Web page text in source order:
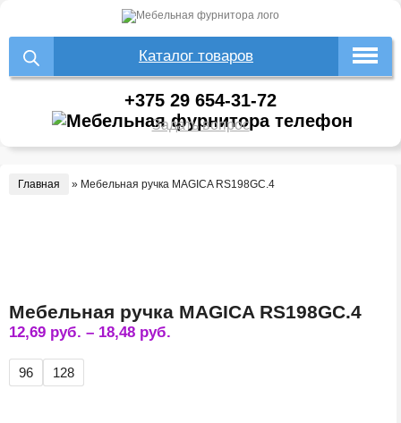
Каталог товаров
+375 29 654-31-72
Задать вопрос
Главная » Мебельная ручка MAGICA RS198GC.4
Мебельная ручка MAGICA RS198GC.4
12,69 руб. – 18,48 руб.
96 128